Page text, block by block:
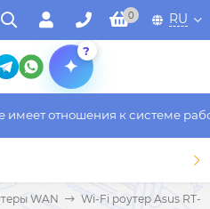
0 RU
?
отношения к системе
WAN Wi-Fi роутер Asus RT-